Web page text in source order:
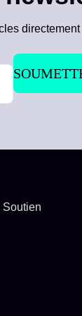
Soutien